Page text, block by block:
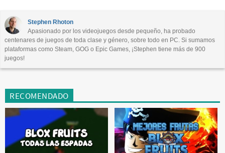
Otro
Stephen Rhoton
Apasionado por los videojuegos desde pequeño, ha probado
centenares de juegos de toda clase y género, sobre todo en PC. Si sumamos
plataformas como Steam, GOG o Epic Games, ¡Stephen tiene más de 900
juegos!
RECOMENDADO